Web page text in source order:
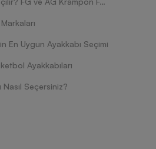
En Uygun Ayakkabı Seçimi
Ayakkabıları
Nasıl Seçersiniz?